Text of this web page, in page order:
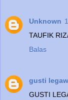
Unknown
TAUFIK
Balas
gusti
GUSTI